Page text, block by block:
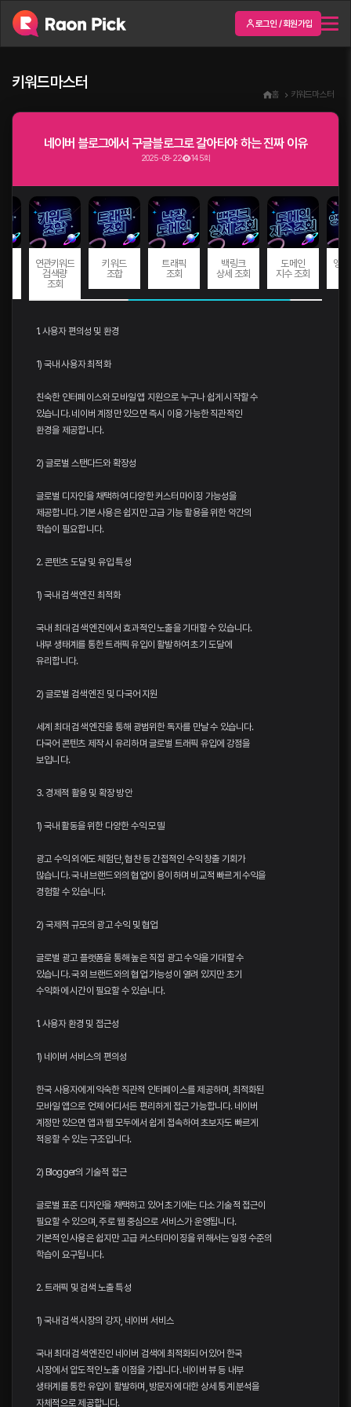
로그인 / 회원가입
키워드마스터
홈 키워드마스터
네이버 블로그에서 구글블로그로 갈아타야 하는 진짜 이유
2025-08-22 145회
연관키워드
검색량
조회
키워드
조합
트래픽
조회
백링크
상세 조회
도메인
지수 조회
앵
1. 사용자 편의성 및 환경
1) 국내 사용자 최적화
친숙한 인터페이스와 모바일 앱 지원으로 누구나 쉽게 시작할 수
있습니다. 네이버 계정만 있으면 즉시 이용 가능한 직관적인
환경을 제공합니다.
2) 글로벌 스탠다드와 확장성
글로벌 디자인을 채택하여 다양한 커스터마이징 가능성을
제공합니다. 기본 사용은 쉽지만 고급 기능 활용을 위한 약간의
학습이 필요합니다.
2. 콘텐츠 도달 및 유입 특성
1) 국내 검색 엔진 최적화
국내 최대 검색 엔진에서 효과적인 노출을 기대할 수 있습니다.
내부 생태계를 통한 트래픽 유입이 활발하여 초기 도달에
유리합니다.
2) 글로벌 검색 엔진 및 다국어 지원
세계 최대 검색 엔진을 통해 광범위한 독자를 만날 수 있습니다.
다국어 콘텐츠 제작 시 유리하며 글로벌 트래픽 유입에 강점을
보입니다.
3. 경제적 활용 및 확장 방안
1) 국내 활동을 위한 다양한 수익 모델
광고 수익 외에도 체험단, 협찬 등 간접적인 수익 창출 기회가
많습니다. 국내 브랜드와의 협업이 용이하며 비교적 빠르게 수익을
경험할 수 있습니다.
2) 국제적 규모의 광고 수익 및 협업
글로벌 광고 플랫폼을 통해 높은 직접 광고 수익을 기대할 수
있습니다. 국외 브랜드와의 협업 가능성이 열려 있지만 초기
수익화에 시간이 필요할 수 있습니다.
1. 사용자 환경 및 접근성
1) 네이버 서비스의 편의성
한국 사용자에게 익숙한 직관적 인터페이스를 제공하며, 최적화된
모바일 앱으로 언제 어디서든 편리하게 접근 가능합니다. 네이버
계정만 있으면 앱과 웹 모두에서 쉽게 접속하여 초보자도 빠르게
적응할 수 있는 구조입니다.
2) Blogger의 기술적 접근
글로벌 표준 디자인을 채택하고 있어 초기에는 다소 기술적 접근이
필요할 수 있으며, 주로 웹 중심으로 서비스가 운영됩니다.
기본적인 사용은 쉽지만 고급 커스터마이징을 위해서는 일정 수준의
학습이 요구됩니다.
2. 트래픽 및 검색 노출 특성
1) 국내 검색 시장의 강자, 네이버 서비스
국내 최대 검색 엔진인 네이버 검색에 최적화되어 있어 한국
시장에서 압도적인 노출 이점을 가집니다. 네이버 뷰 등 내부
생태계를 통한 유입이 활발하며, 방문자에 대한 상세 통계 분석을
자체적으로 제공합니다.